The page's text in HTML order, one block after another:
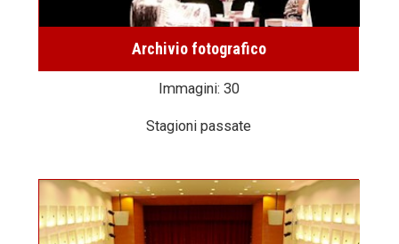
Archivio fotografico
Immagini: 30
Stagioni passate